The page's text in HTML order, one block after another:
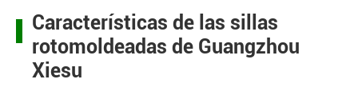
Características de las sillas
rotomoldeadas de Guangzhou
Xiesu